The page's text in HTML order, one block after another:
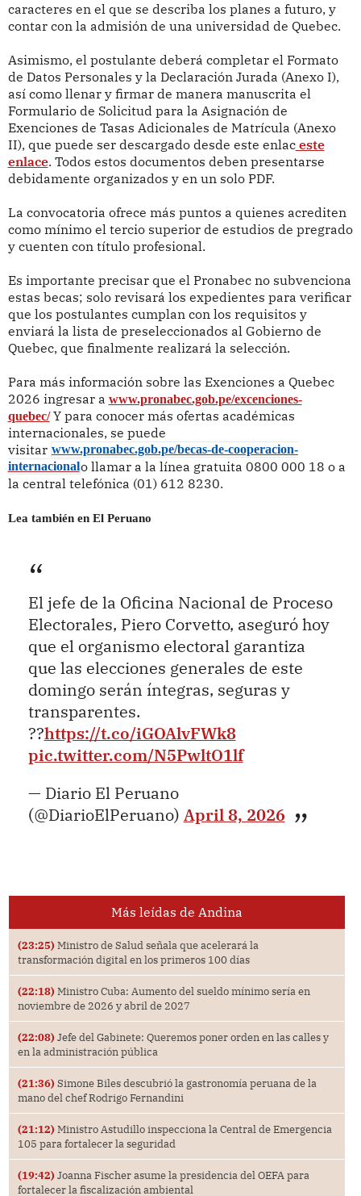
caracteres en el que se describa los planes a futuro, y
contar con la admisión de una universidad de Quebec.
Asimismo, el postulante deberá completar el Formato
de Datos Personales y la Declaración Jurada (Anexo I),
así como llenar y firmar de manera manuscrita el
Formulario de Solicitud para la Asignación de
Exenciones de Tasas Adicionales de Matrícula (Anexo
II), que puede ser descargado desde este enlaceste
enlace. Todos estos documentos deben presentarse
debidamente organizados y en un solo PDF.
La convocatoria ofrece más puntos a quienes acrediten
como mínimo el tercio superior de estudios de pregrado
y cuenten con título profesional.
Es importante precisar que el Pronabec no subvenciona
estas becas; solo revisará los expedientes para verificar
que los postulantes cumplan con los requisitos y
enviará la lista de preseleccionados al Gobierno de
Quebec, que finalmente realizará la selección.
Para más información sobre las Exenciones a Quebec
2026 ingresar a www.pronabec.gob.pe/excenciones-
quebec/ Y para conocer más ofertas académicas
internacionales, se puede
visitar www.pronabec.gob.pe/becas-de-cooperacion-
internacionalo llamar a la línea gratuita 0800 000 18 o a
la central telefónica (01) 612 8230.
Lea también en El Peruano
El jefe de la Oficina Nacional de Proceso
Electorales, Piero Corvetto, aseguró hoy
que el organismo electoral garantiza
que las elecciones generales de este
domingo serán íntegras, seguras y
transparentes.
??https://t.co/iGOAlvFWk8
pic.twitter.com/N5PwltO1lf
— Diario El Peruano
(@DiarioElPeruano) April 8, 2026
Más leídas de Andina
(23:25) Ministro de Salud señala que acelerará la
transformación digital en los primeros 100 días
(22:18) Ministro Cuba: Aumento del sueldo mínimo sería en
noviembre de 2026 y abril de 2027
(22:08) Jefe del Gabinete: Queremos poner orden en las calles y
en la administración pública
(21:36) Simone Biles descubrió la gastronomía peruana de la
mano del chef Rodrigo Fernandini
(21:12) Ministro Astudillo inspecciona la Central de Emergencia
105 para fortalecer la seguridad
(19:42) Joanna Fischer asume la presidencia del OEFA para
fortalecer la fiscalización ambiental